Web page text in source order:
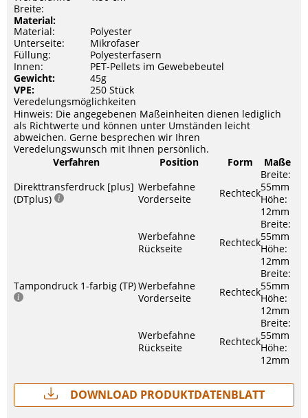
Breite:
Material:
Material:
Polyester
Unterseite:
Mikrofaser
Füllung:
Polyesterfasern
Innen:
PET-Pellets im Gewebebeutel
Gewicht:
45g
VPE:
250 Stück
Veredelungsmöglichkeiten
Hinweis: Die angegebenen Maßeinheiten dienen lediglich
als Richtwerte und können unter Umständen leicht
abweichen. Gerne besprechen wir Ihren
Veredelungswunsch mit Ihnen persönlich.
Verfahren
Position Form
Maße
Direkttransferdruck [plus]
(DTplus)
Werbefahne
Vorderseite
Rechteck
Breite:
55mm
Höhe:
12mm
Werbefahne
Rückseite
Rechteck
Breite:
55mm
Höhe:
12mm
Tampondruck 1-farbig (TP)Werbefahne
Vorderseite
Rechteck
Breite:
55mm
Höhe:
12mm
Werbefahne
Rückseite
Rechteck
Breite:
55mm
Höhe:
12mm
Download Produktdatenblatt